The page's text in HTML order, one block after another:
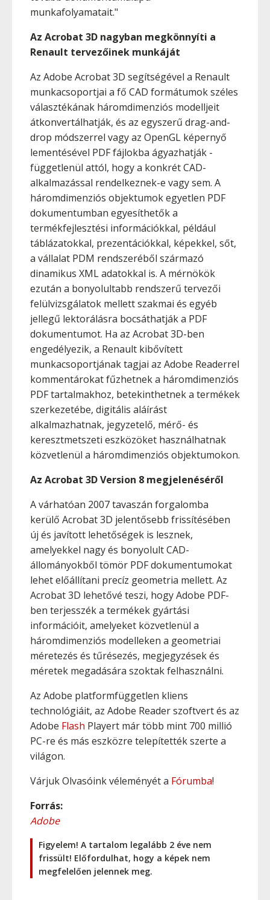
munkafolyamatait."
Az Acrobat 3D nagyban megkönnyíti a
Renault tervezőinek munkáját
Az Adobe Acrobat 3D segítségével a Renault
munkacsoportjai a fő CAD formátumok széles
választékának háromdimenziós modelljeit
átkonvertálhatják, és az egyszerű drag-and-
drop módszerrel vagy az OpenGL képernyő
lementésével PDF fájlokba ágyazhatják -
függetlenül attól, hogy a konkrét CAD-
alkalmazással rendelkeznek-e vagy sem. A
háromdimenziós objektumok egyetlen PDF
dokumentumban egyesíthetők a
termékfejlesztési információkkal, például
táblázatokkal, prezentációkkal, képekkel, sőt,
a vállalat PDM rendszeréből származó
dinamikus XML adatokkal is. A mérnökök
ezután a bonyolultabb rendszerű tervezői
felülvizsgálatok mellett szakmai és egyéb
jellegű lektorálásra bocsáthatják a PDF
dokumentumot. Ha az Acrobat 3D-ben
engedélyezik, a Renault kibővített
munkacsoportjának tagjai az Adobe Readerrel
kommentárokat fűzhetnek a háromdimenziós
PDF tartalmakhoz, betekinthetnek a termékek
szerkezetébe, digitális aláírást
alkalmazhatnak, jegyzetelő, mérő- és
keresztmetszeti eszközöket használhatnak
közvetlenül a háromdimenziós objektumokon.
Az Acrobat 3D Version 8 megjelenéséről
A várhatóan 2007 tavaszán forgalomba
kerülő Acrobat 3D jelentősebb frissítésében
új és javított lehetőségek is lesznek,
amelyekkel nagy és bonyolult CAD-
állományokből tömör PDF dokumentumokat
lehet előállítani precíz geometria mellett. Az
Acrobat 3D lehetővé teszi, hogy Adobe PDF-
ben terjesszék a termékek gyártási
információit, amelyeket közvetlenül a
háromdimenziós modelleken a geometriai
méretezés és tűrésezés, megjegyzések és
méretek megadására szoktak felhasználni.
Az Adobe platformfüggetlen kliens
technológiáit, az Adobe Reader szoftvert és az
Adobe Flash Playert már több mint 700 millió
PC-re és más eszközre telepítették szerte a
világon.
Várjuk Olvasóink véleményét a Fórumba!
Forrás:
Adobe
Figyelem! A tartalom legalább 2 éve nem
frissült! Előfordulhat, hogy a képek nem
megfelelően jelennek meg.